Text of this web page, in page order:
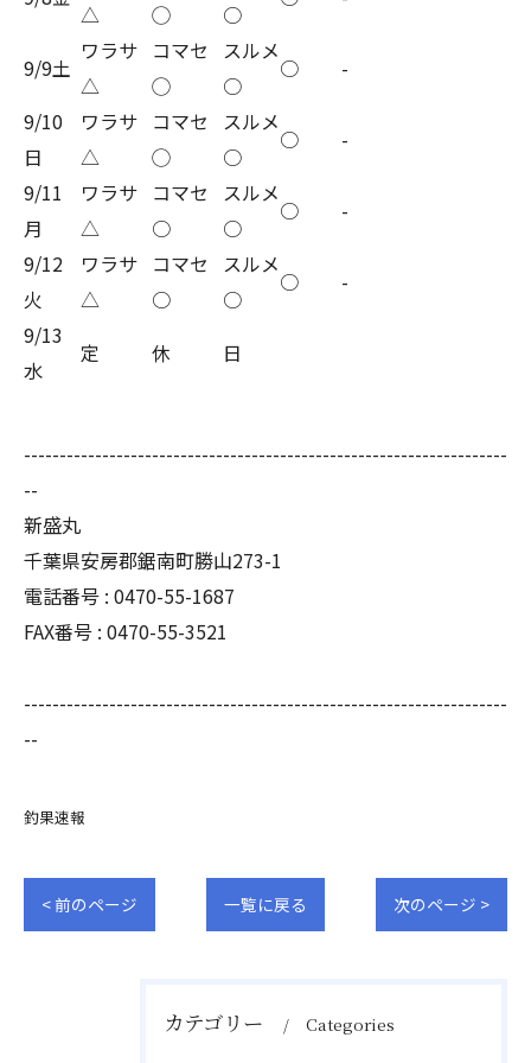
△
◯
○
9/9土
ワラサ
△
コマセ
◯
スルメ
○
○
-
9/10
日
ワラサ
△
コマセ
◯
スルメ
○
○
-
9/11
月
ワラサ
△
コマセ
○
スルメ
○
○
-
9/12
火
ワラサ
△
コマセ
○
スルメ
○
○
-
9/13
水
定 休 日
--------------------------------------------------------------------
--
新盛丸
千葉県安房郡鋸南町勝山273-1
電話番号 : 0470-55-1687
FAX番号 : 0470-55-3521
--------------------------------------------------------------------
--
釣果速報
< 前のページ 一覧に戻る 次のページ >
カテゴリー Categories